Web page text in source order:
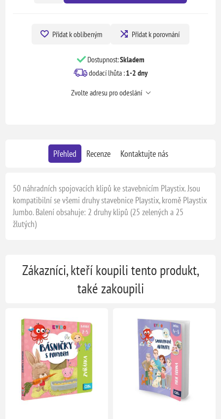
Přidat k oblíbeným Přidat k porovnání
Dostupnost:Skladem
dodací lhůta :1-2 dny
Zvolte adresu pro odeslání
Přehled Recenze Kontaktujte nás
50 náhradních spojovacích klipů ke stavebnicím Playstix. Jsou
kompatibilní se všemi druhy stavebnice Playstix, kromě Playstix
Jumbo. Balení obsahuje: 2 druhy klipů (25 zelených a 25
žlutých)
Zákazníci, kteří koupili tento produkt,
také zakoupili